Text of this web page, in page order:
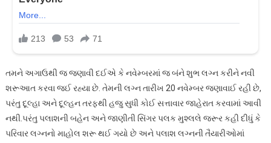
તમને અગાઉથી જ જણાવી દઈએ કે નવેમ્બરમાં જ બંને શુભ લગ્ન કરીને નવી
શરૂઆત કરવા જઈ રહ્યા છે. તેમની લગ્ન તારીખ 20 નવેમ્બર જણાવાઈ રહી છે,
પરંતુ દૂલ્હા અને દૂલ્હન તરફથી હજુ સુધી કોઈ સત્તાવાર જાહેરાત કરવામાં આવી
નથી.પરંતુ પલાશની બહેન અને જાણીતી સિંગર પલક મુશ્લલે જરૂર કહી દીધું કે
પરિવાર લગ્નનો માહોલ શરૂ થઈ ગયો છે અને પલાશ લગ્નની તૈયારીઓમાં